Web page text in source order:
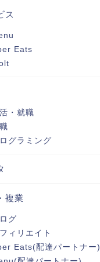
ス
Eats
・就職
グラミング
複業
グ
ィリエイト
Eats(配達パートナー)